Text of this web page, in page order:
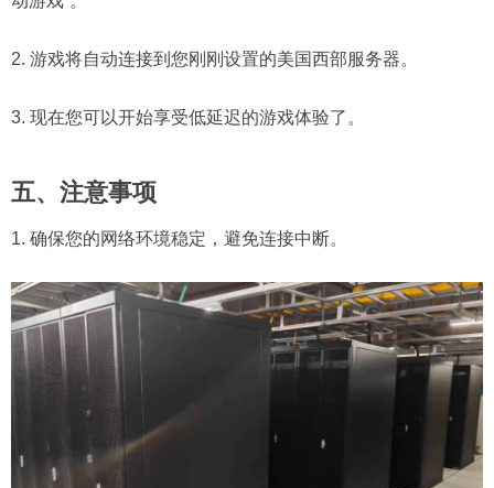
2. 游戏将自动连接到您刚刚设置的美国西部服务器。
3. 现在您可以开始享受低延迟的游戏体验了。
五、注意事项
1. 确保您的网络环境稳定，避免连接中断。